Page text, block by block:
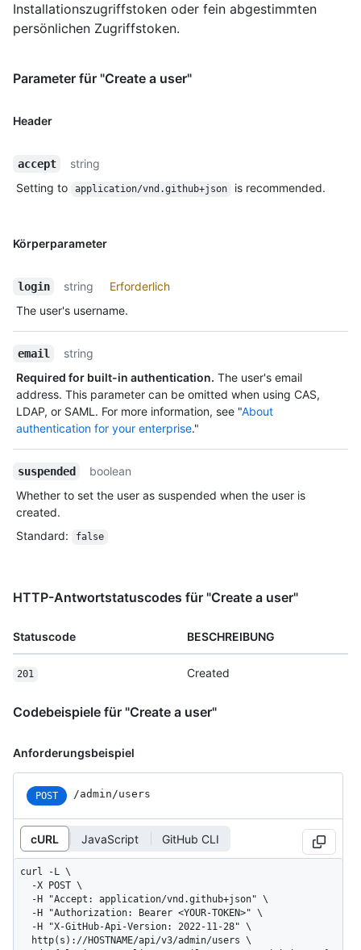
Installationszugriffstoken oder fein abgestimmten
persönlichen Zugriffstoken.
Parameter für "Create a user"
Header
accept
string
Setting to
application/vnd.github+json is recommended.
Körperparameter
login string
Erforderlich
The user's username.
email
string
Required for built-in authentication. The user's email
address. This parameter can be omitted when using CAS,
LDAP, or SAML. For more information, see "About
authentication for your enterprise."
suspended
boolean
Whether to set the user as suspended when the user is
created.
Standard: false
HTTP-Antwortstatuscodes für "Create a user"
Statuscode BESCHREIBUNG
201 Created
Codebeispiele für "Create a user"
Anforderungsbeispiel
POST /admin/users
cURL JavaScript GitHub CLI
curl -L \